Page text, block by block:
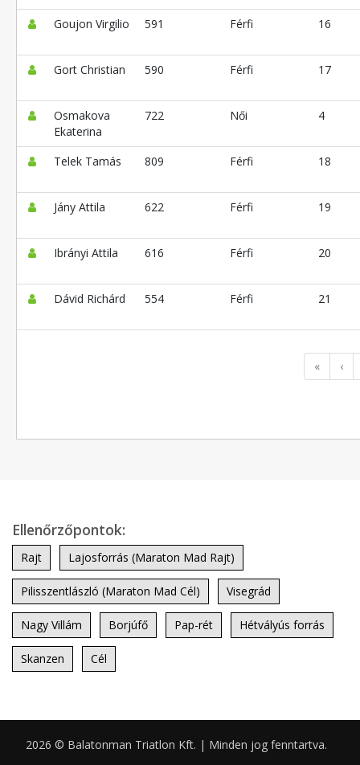
Goujon Virgilio 591 Férfi 16
Gort Christian 590 Férfi 17
Osmakova
Ekaterina
722 Női 4
Telek Tamás 809 Férfi 18
Jány Attila 622 Férfi 19
Ibrányi Attila 616 Férfi 20
Dávid Richárd 554 Férfi 21
« ‹
Ellenőrzőpontok:
Rajt Lajosforrás (Maraton Mad Rajt)
Pilisszentlászló (Maraton Mad Cél) Visegrád
Nagy Villám Borjúfő Pap-rét Hétvályús forrás
Skanzen Cél
2026 © Balatonman Triatlon Kft. | Minden jog fenntartva.